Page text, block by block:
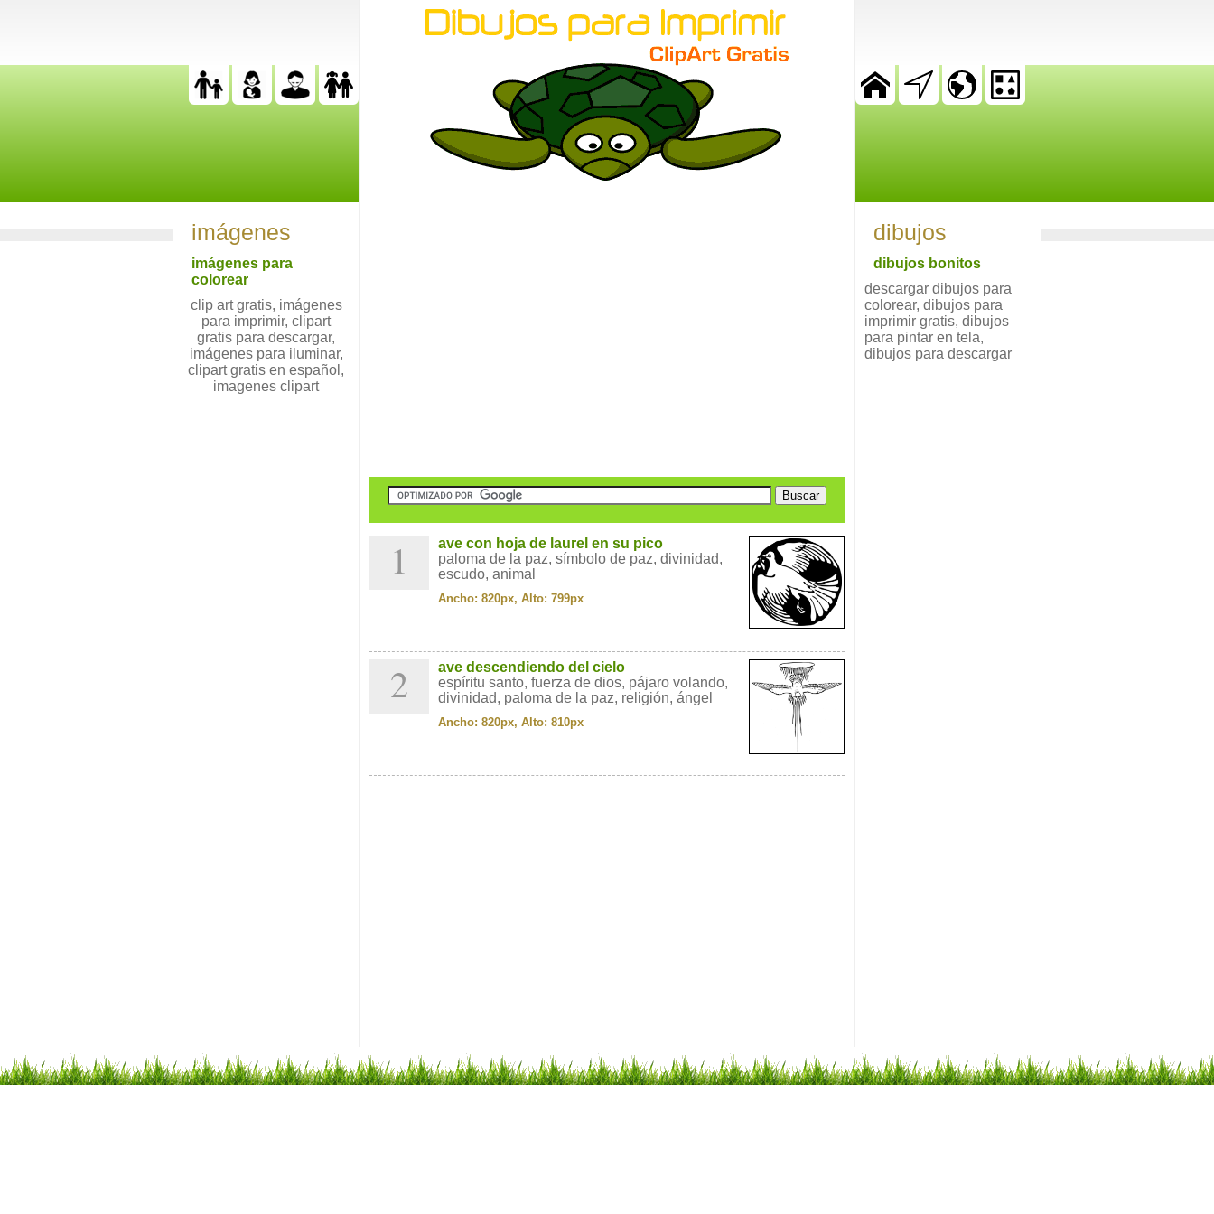
1
ave con hoja de laurel en su pico
paloma de la paz, símbolo de paz, divinidad,
escudo, animal
Ancho: 820px, Alto: 799px
2
ave descendiendo del cielo
espíritu santo, fuerza de dios, pájaro volando,
divinidad, paloma de la paz, religión, ángel
Ancho: 820px, Alto: 810px
imágenes
imágenes para
colorear
clip art gratis, imágenes
para imprimir, clipart
gratis para descargar,
imágenes para iluminar,
clipart gratis en español,
imagenes clipart
dibujos
dibujos bonitos
descargar dibujos para
colorear, dibujos para
imprimir gratis, dibujos
para pintar en tela,
dibujos para descargar